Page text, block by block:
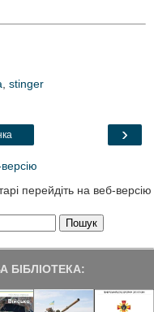
stinger
›
перейдіть на веб-версію
БІБЛІОТЕКА: